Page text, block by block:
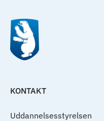
KONTAKT
Uddannelsesstyrelsen